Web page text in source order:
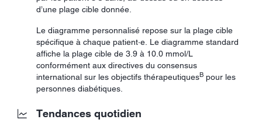
d’une plage cible donnée.
Le diagramme personnalisé repose sur la plage cible
spécifique à chaque patient·e. Le diagramme standard
affiche la plage cible de 3.9 à 10.0 mmol/L
conformément aux directives du consensus
international sur les objectifs thérapeutiquesB pour les
personnes diabétiques.
Tendances quotidien